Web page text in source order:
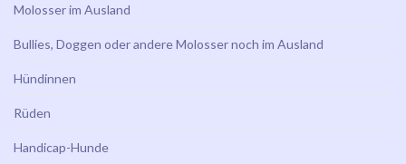
Molosser im Ausland
Bullies, Doggen oder andere Molosser noch im Ausland
Hündinnen
Rüden
Handicap-Hunde